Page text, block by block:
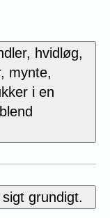
hvidløg,
mynte,
i en
grundigt.